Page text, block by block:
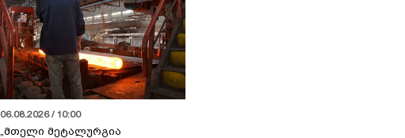
06.08.2026 / 10:00
„მთელი მეტალურგია